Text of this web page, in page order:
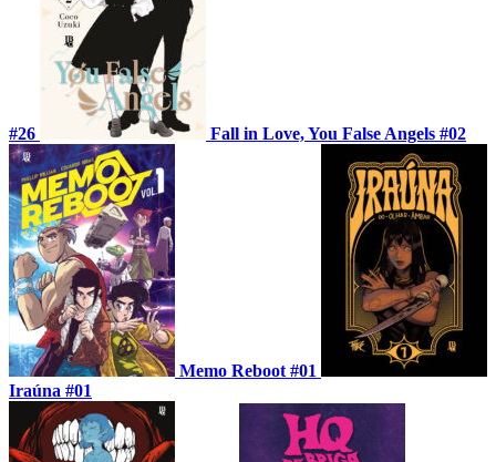
#26 Fall in Love, You False Angels #02
Memo Reboot #01
Iraúna #01